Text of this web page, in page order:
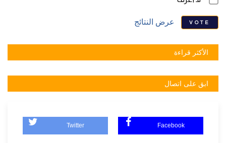
VOTE عرض النتائج
الأكثر قراءة
ابق على اتصال
Twitter Facebook